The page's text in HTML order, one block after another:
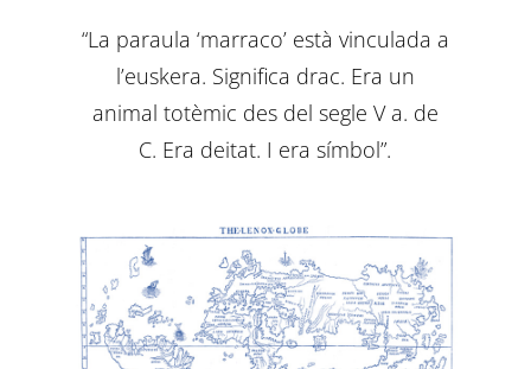
“La paraula ‘marraco’ està vinculada a
l’euskera. Significa drac. Era un
animal totèmic des del segle V a. de
C. Era deitat. I era símbol”.